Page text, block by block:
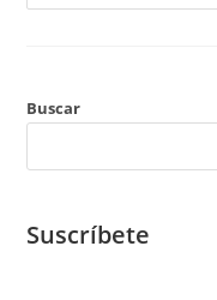
Buscar
Suscríbete